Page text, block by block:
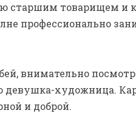
старшим товарищем и
профессионально
внимательно
девушка-художница.
и доброй.